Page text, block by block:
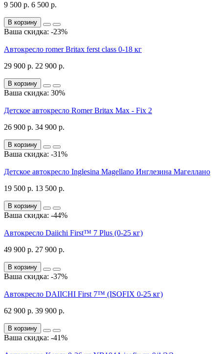
9 500 р. 6 500 р.
В корзину
Ваша скидка: -23%
Автокресло romer Britax ferst class 0-18 кг
29 900 р. 22 900 р.
В корзину
Ваша скидка: 30%
Детское автокресло Romer Britax Max - Fix 2
26 900 р. 34 900 р.
В корзину
Ваша скидка: -31%
Детское автокресло Inglesina Magellano Инглезина Магеллано
19 500 р. 13 500 р.
В корзину
Ваша скидка: -44%
Автокресло Daiichi First™ 7 Plus (0-25 кг)
49 900 р. 27 900 р.
В корзину
Ваша скидка: -37%
Автокресло DAIICHI First 7™ (ISOFIX 0-25 кг)
62 900 р. 39 900 р.
В корзину
Ваша скидка: -41%